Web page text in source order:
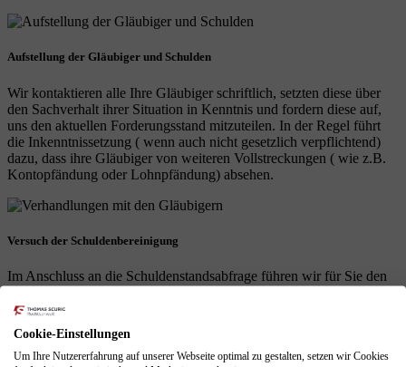
Aufstellung der Gläubiger und Schulden
Wir kontaktieren alle Ihre Gläubiger schriftlich, setzten diese über
den Sachverhalt ihrer Situation in Kenntnis und fordern diese auf,
uns den aktuellen Forderungsstand mitzuteilen. In der Regel führt
die Inkenntnissetzung ( wenn auch nicht gesetzlich verpflichtend)
dazu, dass ihre Gläubiger von weiteren Vollstreckungen ( wie z.B.
Kontopfändung oder Lohnpfändung) absehen.
Versuch der Schuldenbereinigung
Im Anschluss an die Schuldenstandsabfrage führen wir für Sie den
Schuldenbereinigungsversuch durch. Hierbei legen wir Ihren
können.
Cookie-Einstellungen
Um Ihre Nutzererfahrung auf unserer Webseite optimal zu gestalten, setzen wir Cookies